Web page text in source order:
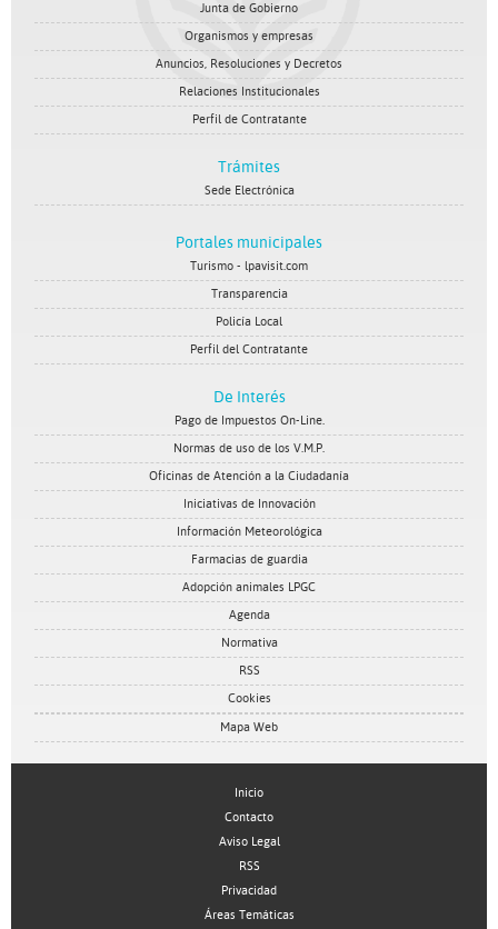
Junta de Gobierno
Organismos y empresas
Anuncios, Resoluciones y Decretos
Relaciones Institucionales
Perfil de Contratante
Trámites
Sede Electrónica
Portales municipales
Turismo - lpavisit.com
Transparencia
Policía Local
Perfil del Contratante
De Interés
Pago de Impuestos On-Line.
Normas de uso de los V.M.P.
Oficinas de Atención a la Ciudadanía
Iniciativas de Innovación
Información Meteorológica
Farmacias de guardia
Adopción animales LPGC
Agenda
Normativa
RSS
Cookies
Mapa Web
Inicio
Contacto
Aviso Legal
RSS
Privacidad
Áreas Temáticas